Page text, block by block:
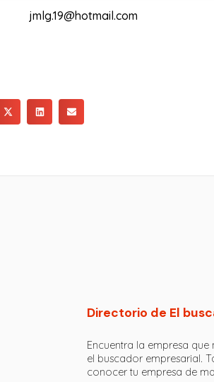
jmlg.19@hotmail.com
Directorio de El
Encuentra la empresa que
el buscador empresarial.
conocer tu empresa de